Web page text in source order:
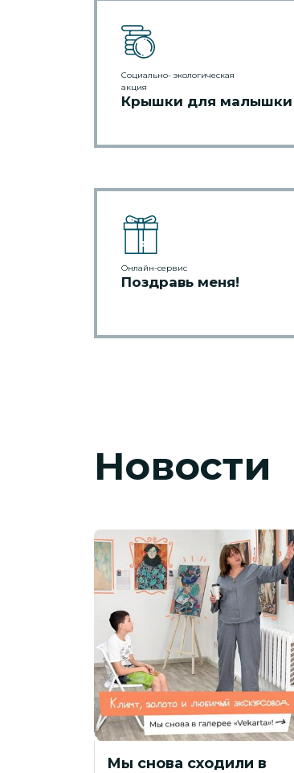
Социально- экологическая
акция
Крышки для малышки
Онлайн-сервис
Поздравь меня!
Новости
Мы снова сходили в